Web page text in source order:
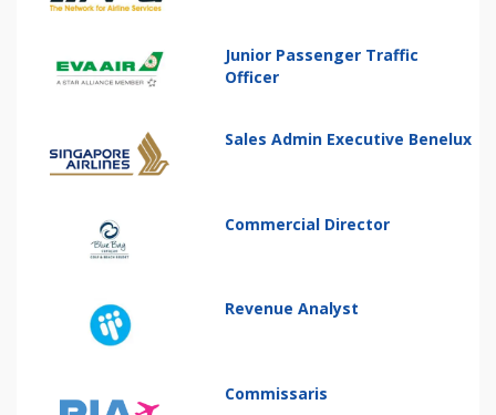
Junior Passenger Traffic
Officer
Sales Admin Executive Benelux
Commercial Director
Revenue Analyst
Commissaris